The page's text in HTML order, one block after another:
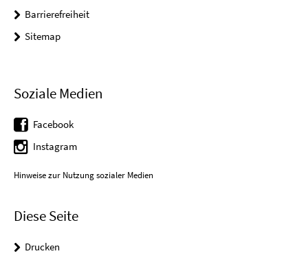
Barrierefreiheit
Sitemap
Soziale Medien
Facebook
Instagram
Hinweise zur Nutzung sozialer Medien
Diese Seite
Drucken